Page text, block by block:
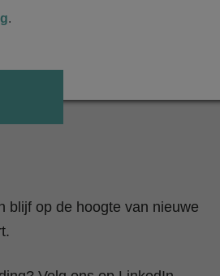
.
blijf op de hoogte van nieuwe